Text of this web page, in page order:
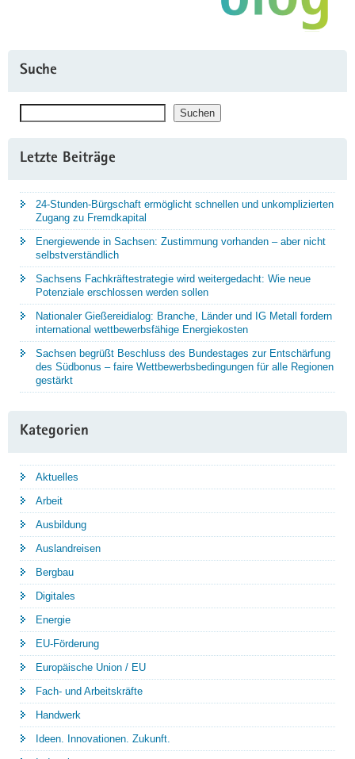
Suche
Suchen
Letzte Beiträge
24-Stunden-Bürgschaft ermöglicht schnellen und unkomplizierten
Zugang zu Fremdkapital
Energiewende in Sachsen: Zustimmung vorhanden – aber nicht
selbstverständlich
Sachsens Fachkräftestrategie wird weitergedacht: Wie neue
Potenziale erschlossen werden sollen
Nationaler Gießereidialog: Branche, Länder und IG Metall fordern
international wettbewerbsfähige Energiekosten
Sachsen begrüßt Beschluss des Bundestages zur Entschärfung
des Südbonus – faire Wettbewerbsbedingungen für alle Regionen
gestärkt
Kategorien
Aktuelles
Arbeit
Ausbildung
Auslandreisen
Bergbau
Digitales
Energie
EU-Förderung
Europäische Union / EU
Fach- und Arbeitskräfte
Handwerk
Ideen. Innovationen. Zukunft.